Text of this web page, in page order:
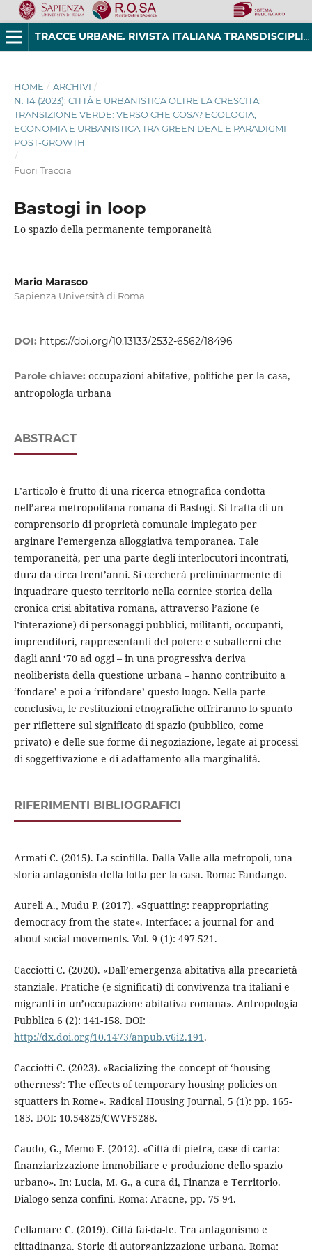
TRACCE URBANE. RIVISTA ITALIANA TRANSDISCIPLINARE DI STUDI URBANI
HOME / ARCHIVI /
N. 14 (2023): CITTÀ E URBANISTICA OLTRE LA CRESCITA.
TRANSIZIONE VERDE: VERSO CHE COSA? ECOLOGIA,
ECONOMIA E URBANISTICA TRA GREEN DEAL E PARADIGMI
POST-GROWTH
/
Fuori Traccia
Bastogi in loop
Lo spazio della permanente temporaneità
Mario Marasco
Sapienza Università di Roma
DOI: https://doi.org/10.13133/2532-6562/18496
Parole chiave: occupazioni abitative, politiche per la casa,
antropologia urbana
ABSTRACT
L’articolo è frutto di una ricerca etnografica condotta
nell’area metropolitana romana di Bastogi. Si tratta di un
comprensorio di proprietà comunale impiegato per
arginare l’emergenza alloggiativa temporanea. Tale
temporaneità, per una parte degli interlocutori incontrati,
dura da circa trent’anni. Si cercherà preliminarmente di
inquadrare questo territorio nella cornice storica della
cronica crisi abitativa romana, attraverso l’azione (e
l’interazione) di personaggi pubblici, militanti, occupanti,
imprenditori, rappresentanti del potere e subalterni che
dagli anni ‘70 ad oggi – in una progressiva deriva
neoliberista della questione urbana – hanno contribuito a
‘fondare’ e poi a ‘rifondare’ questo luogo. Nella parte
conclusiva, le restituzioni etnografiche offriranno lo spunto
per riflettere sul significato di spazio (pubblico, come
privato) e delle sue forme di negoziazione, legate ai processi
di soggettivazione e di adattamento alla marginalità.
RIFERIMENTI BIBLIOGRAFICI
Armati C. (2015). La scintilla. Dalla Valle alla metropoli, una
storia antagonista della lotta per la casa. Roma: Fandango.
Aureli A., Mudu P. (2017). «Squatting: reappropriating
democracy from the state». Interface: a journal for and
about social movements. Vol. 9 (1): 497-521.
Cacciotti C. (2020). «Dall’emergenza abitativa alla precarietà
stanziale. Pratiche (e significati) di convivenza tra italiani e
migranti in un’occupazione abitativa romana». Antropologia
Pubblica 6 (2): 141-158. DOI:
http://dx.doi.org/10.1473/anpub.v6i2.191 .
Cacciotti C. (2023). «Racializing the concept of ‘housing
otherness’: The effects of temporary housing policies on
squatters in Rome». Radical Housing Journal, 5 (1): pp. 165-
183. DOI: 10.54825/CWVF5288.
Caudo, G., Memo F. (2012). «Città di pietra, case di carta:
finanziarizzazione immobiliare e produzione dello spazio
urbano». In: Lucia, M. G., a cura di, Finanza e Territorio.
Dialogo senza confini. Roma: Aracne, pp. 75-94.
Cellamare C. (2019). Città fai-da-te. Tra antagonismo e
cittadinanza. Storie di autorganizzazione urbana. Roma: